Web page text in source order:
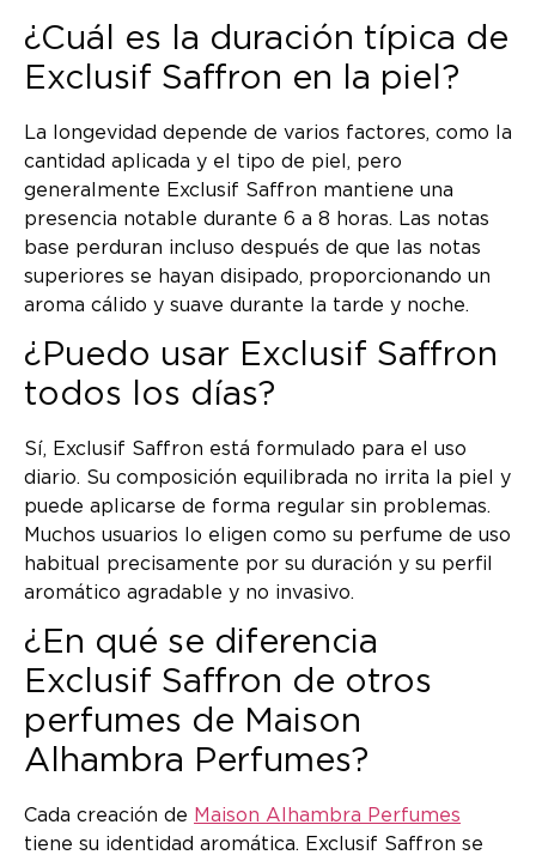
¿Cuál es la duración típica de
Exclusif Saffron en la piel?
La longevidad depende de varios factores, como la
cantidad aplicada y el tipo de piel, pero
generalmente Exclusif Saffron mantiene una
presencia notable durante 6 a 8 horas. Las notas
base perduran incluso después de que las notas
superiores se hayan disipado, proporcionando un
aroma cálido y suave durante la tarde y noche.
¿Puedo usar Exclusif Saffron
todos los días?
Sí, Exclusif Saffron está formulado para el uso
diario. Su composición equilibrada no irrita la piel y
puede aplicarse de forma regular sin problemas.
Muchos usuarios lo eligen como su perfume de uso
habitual precisamente por su duración y su perfil
aromático agradable y no invasivo.
¿En qué se diferencia
Exclusif Saffron de otros
perfumes de Maison
Alhambra Perfumes?
Cada creación de Maison Alhambra Perfumes
tiene su identidad aromática. Exclusif Saffron se